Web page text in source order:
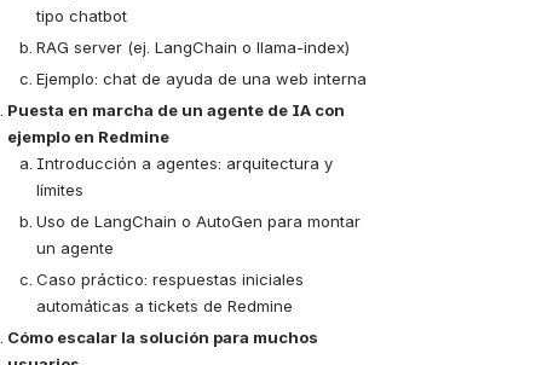
tipo chatbot
RAG server (ej. LangChain o llama-index)
Ejemplo: chat de ayuda de una web interna
Puesta en marcha de un agente de IA con
ejemplo en Redmine
Introducción a agentes: arquitectura y
límites
Uso de LangChain o AutoGen para montar
un agente
Caso práctico: respuestas iniciales
automáticas a tickets de Redmine
Cómo escalar la solución para muchos